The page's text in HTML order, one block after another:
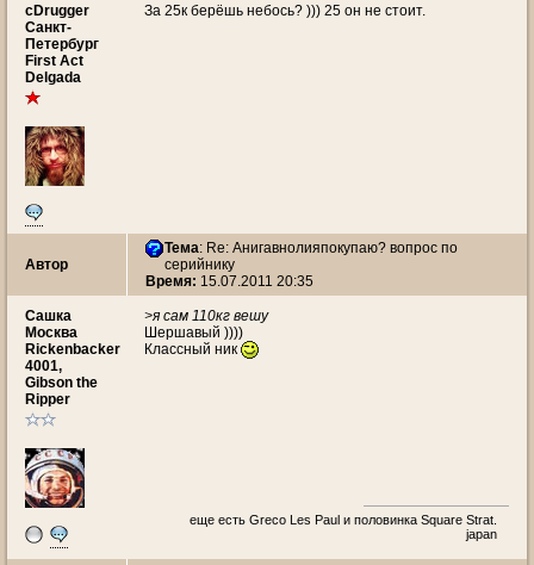
cDrugger
Санкт-
Петербург
First Act
Delgada
За 25к берёшь небось? ))) 25 он не стоит.
Автор
Тема: Re: Анигавнолияпокупаю? вопрос по
серийнику
Время: 15.07.2011 20:35
Сашка
Москва
Rickenbacker
4001,
Gibson the
Ripper
>я сам 110кг вешу
Шершавый ))))
Классный ник
еще есть Greco Les Paul и половинка Square Strat.
japan